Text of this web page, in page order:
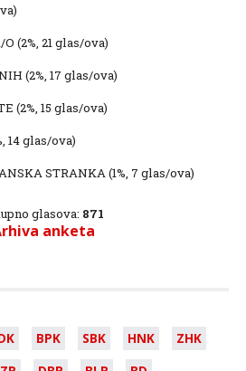
O (2%, 21 glas/ova)
(2%, 17 glas/ova)
(2%, 15 glas/ova)
14 glas/ova)
STRANKA(1%, 7 glas/ova)
glasova: 871
anketa
BPK SBK HNK
ZHK